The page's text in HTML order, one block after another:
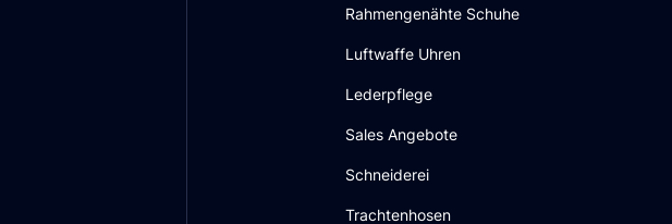
Rahmengenähte Schuhe
Luftwaffe Uhren
Lederpflege
Sales Angebote
Schneiderei
Trachtenhosen